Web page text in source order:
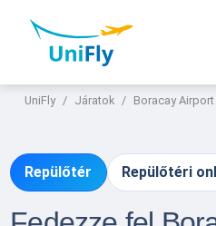
UniFly Járatok Boracay Airport
Repülőtér Repülőtéri